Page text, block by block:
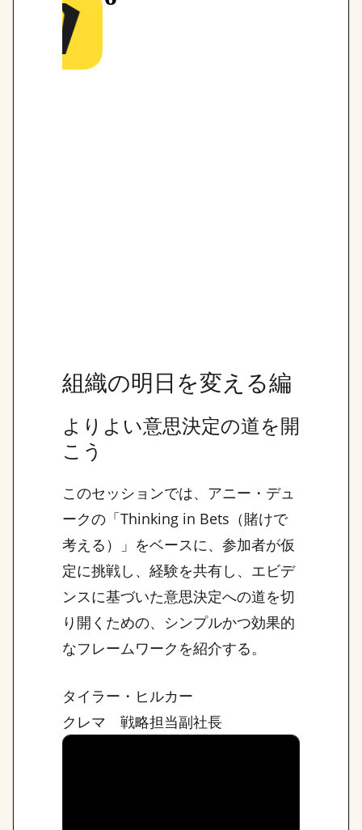
組織の明日を変える編
よりよい意思決定の道を開
こう
このセッションでは、アニー・デュ
ークの「Thinking in Bets（賭けで
考える）」をベースに、参加者が仮
定に挑戦し、経験を共有し、エビデ
ンスに基づいた意思決定への道を切
り開くための、シンプルかつ効果的
なフレームワークを紹介する。
タイラー・ヒルカー
クレマ 戦略担当副社長